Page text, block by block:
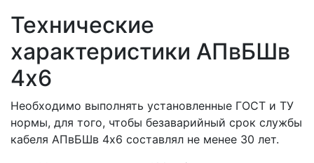
Технические
характеристики АПвБШв
4x6
Необходимо выполнять установленные ГОСТ и ТУ
нормы, для того, чтобы безаварийный срок службы
кабеля АПвБШв 4x6 составлял не менее 30 лет.